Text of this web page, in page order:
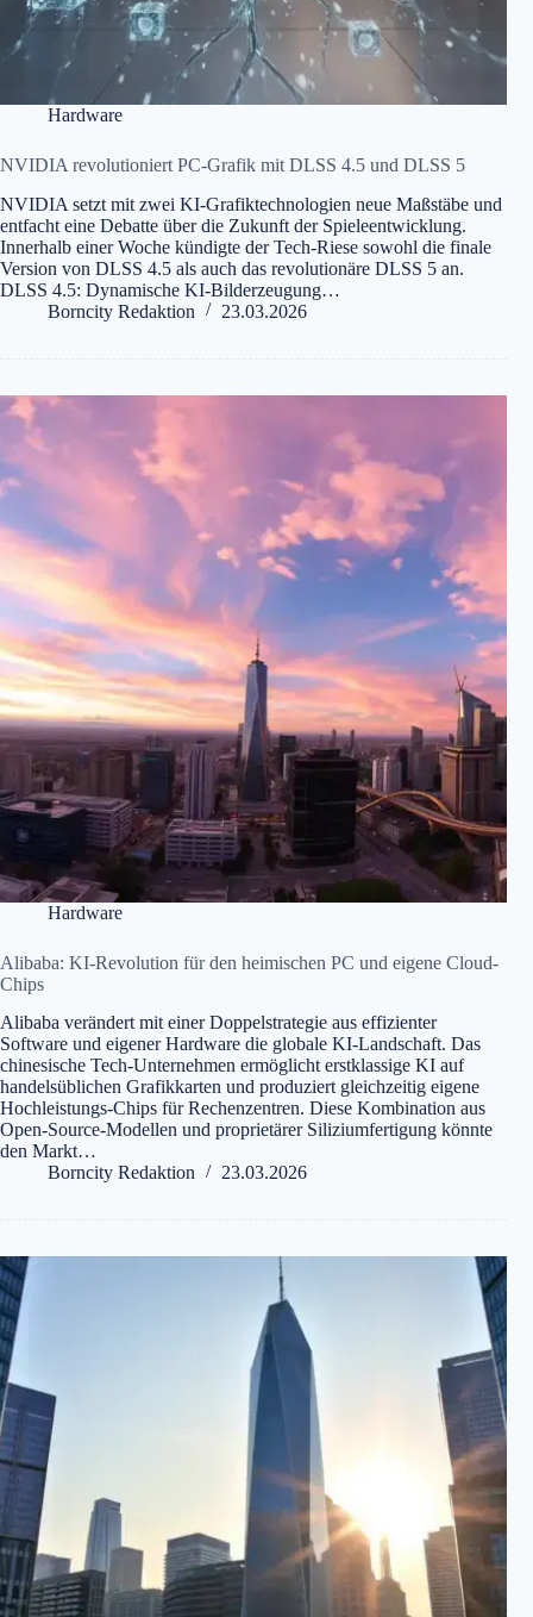
Hardware
NVIDIA revolutioniert PC-Grafik mit DLSS 4.5 und DLSS 5
NVIDIA setzt mit zwei KI-Grafiktechnologien neue Maßstäbe und
entfacht eine Debatte über die Zukunft der Spieleentwicklung.
Innerhalb einer Woche kündigte der Tech-Riese sowohl die finale
Version von DLSS 4.5 als auch das revolutionäre DLSS 5 an.
DLSS 4.5: Dynamische KI-Bilderzeugung…
Borncity Redaktion
23.03.2026
Hardware
Alibaba: KI-Revolution für den heimischen PC und eigene Cloud-
Chips
Alibaba verändert mit einer Doppelstrategie aus effizienter
Software und eigener Hardware die globale KI-Landschaft. Das
chinesische Tech-Unternehmen ermöglicht erstklassige KI auf
handelsüblichen Grafikkarten und produziert gleichzeitig eigene
Hochleistungs-Chips für Rechenzentren. Diese Kombination aus
Open-Source-Modellen und proprietärer Siliziumfertigung könnte
den Markt…
Borncity Redaktion
23.03.2026